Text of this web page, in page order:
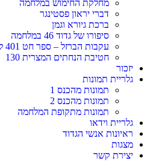
מחלקת החימוש במלחמה
דברי יראון פסטינגר
ברכת גיורא וגמן
סיפורו של גדוד 46 במלחמה
עקבות הברזל – ספר חט 401 ליום כיפור
חטיבת הנחתים המצרית 130
יזכור
גלריית תמונות
תמונות מהכנס 1
תמונות מהכנס 2
תמונות מתקופת המלחמה
גלריית וידאו
ראיונות אנשי הגדוד
מצגות
יצירת קשר